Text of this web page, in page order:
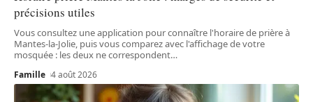
précisions utiles
Vous consultez une application pour connaître l'horaire de prière à
Mantes-la-Jolie, puis vous comparez avec l'affichage de votre
mosquée : les deux ne correspondent…
Famille 4 août 2026